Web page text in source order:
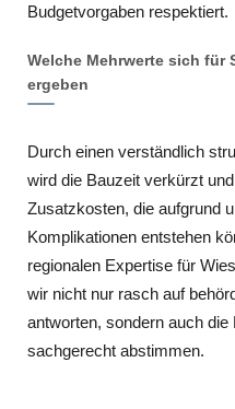
Budgetvorgaben respektiert.
Welche Mehrwerte sich für
ergeben
Durch einen verständlich
wird die Bauzeit verkürzt
Zusatzkosten, die aufgrund
Komplikationen entstehen
regionalen Expertise für
wir nicht nur rasch auf
antworten, sondern auch die
sachgerecht abstimmen.